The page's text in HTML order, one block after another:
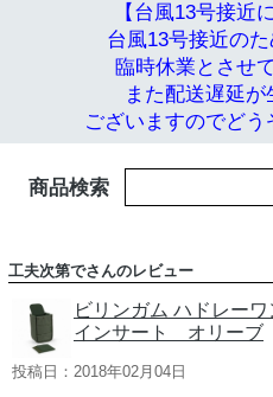
【台風13号接近
台風13号接近の
臨時休業とさせ
また配送遅延
ございますのでどう
商品検索
工夫次第でさんのレビュー
ビリンガム ハドレー
インサート オリーブ
投稿日：2018年02月04日